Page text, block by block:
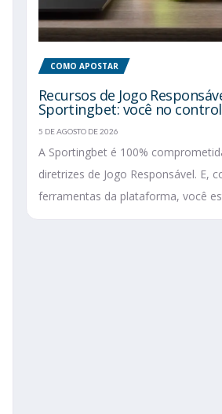
COMO APOSTAR
Recursos de Jogo
Sportingbet: você no
5 DE AGOSTO DE 2026
A Sportingbet é 100%
diretrizes de Jogo Responsável. E,
ferramentas da plataforma, você